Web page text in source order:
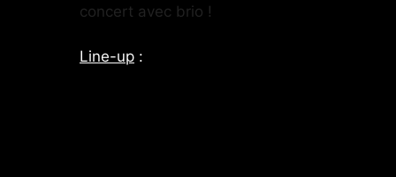
concert avec brio !
Line-up :